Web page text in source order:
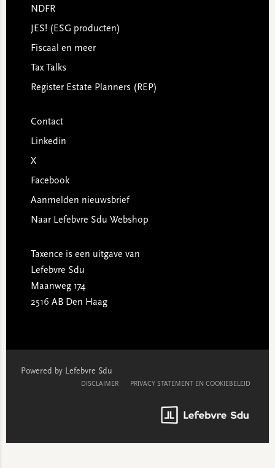
NDFR
JES! (ESG producten)
Fiscaal en meer
Tax Talks
Register Estate Planners (REP)
Contact
Linkedin
X
Facebook
Aanmelden nieuwsbrief
Naar Lefebvre Sdu Webshop
Taxence is een uitgave van
Lefebvre Sdu
Maanweg 174
2516 AB Den Haag
Powered by Lefebvre Sdu
DISCLAIMER PRIVACY STATEMENT EN COOKIEBELEID